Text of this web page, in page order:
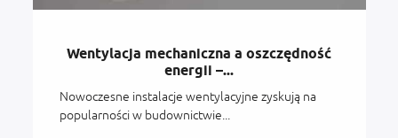
Wentylacja mechaniczna a oszczędność
energii –...
Nowoczesne instalacje wentylacyjne zyskują na
popularności w budownictwie...